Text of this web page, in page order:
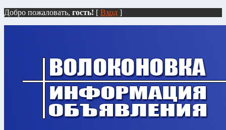
Добро пожаловать, гость! [ Вход ]